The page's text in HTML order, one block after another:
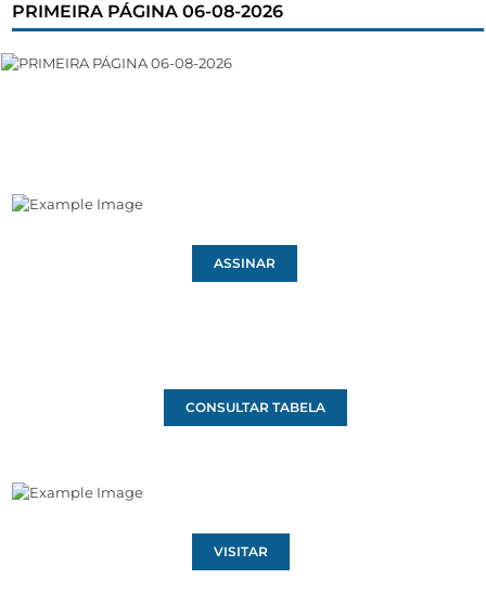
PRIMEIRA PÁGINA 06-08-2026
ASSINAR
CONSULTAR TABELA
VISITAR